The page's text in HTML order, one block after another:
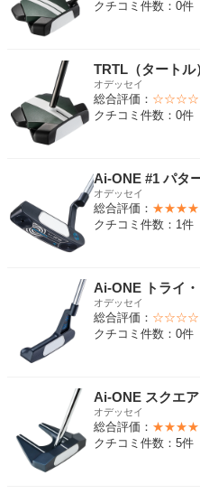
クチコミ件数：0件
TRTL（タート
オデッセイ
総合評価：
クチコミ件数：0件
Ai-ONE #1 パタ
オデッセイ
総合評価：
クチコミ件数：1件
Ai-ONE トライ
オデッセイ
総合評価：
クチコミ件数：0件
Ai-ONE スクエ
オデッセイ
総合評価：
クチコミ件数：5件